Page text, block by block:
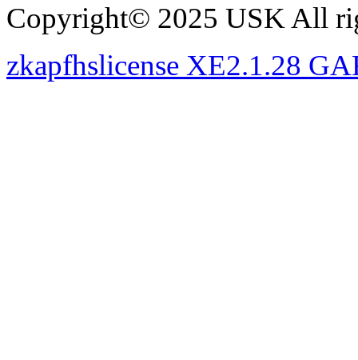
Copyright© 2025 USK All
zkapfhslicense XE2.1.28